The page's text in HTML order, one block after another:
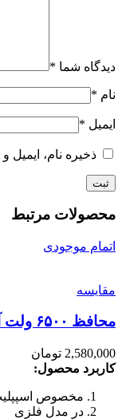
دیدگاه شما *
نام *
ایمیل *
ذخیره نام،
محصولات مرتبط
اتمام موجودی
مقایسه
محافظ ۶۵۰۰ ولت آمپر ( مخصوص کولرگازی) سارا
2,580,000 تومان
کاربرد محصول:
مخصوص
در مدل فلزی